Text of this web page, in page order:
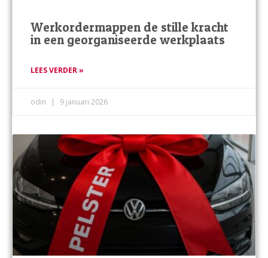
Werkordermappen de stille kracht
in een georganiseerde werkplaats
LEES VERDER »
odin 9 januari 2026